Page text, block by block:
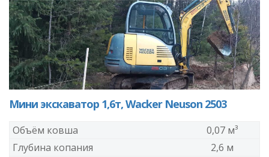
Мини экскаватор 1,6т, Wacker Neuson 2503
Объём ковша
0,07 м³
Глубина копания
2,6 м